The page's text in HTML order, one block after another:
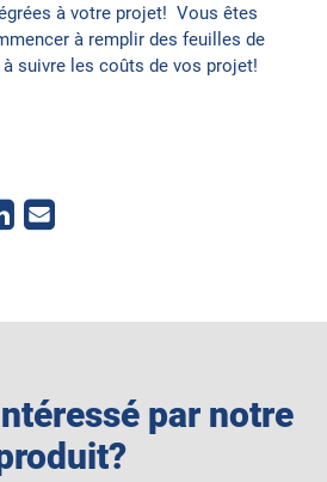
à votre projet! Vous êtes
à remplir des feuilles de
suivre les coûts de vos projet!
Share
on
Send
email
par notre